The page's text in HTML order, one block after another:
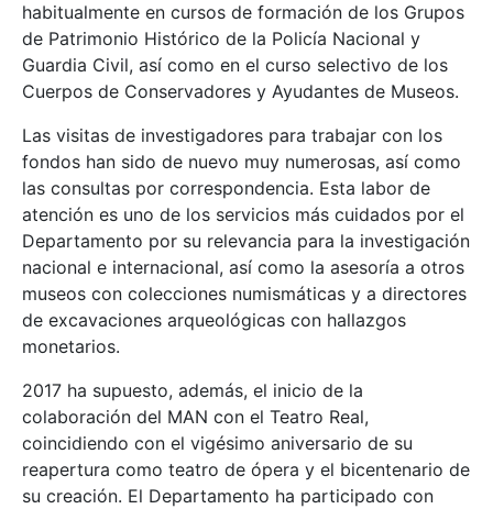
habitualmente en cursos de formación de los Grupos
de Patrimonio Histórico de la Policía Nacional y
Guardia Civil, así como en el curso selectivo de los
Cuerpos de Conservadores y Ayudantes de Museos.
Las visitas de investigadores para trabajar con los
fondos han sido de nuevo muy numerosas, así como
las consultas por correspondencia. Esta labor de
atención es uno de los servicios más cuidados por el
Departamento por su relevancia para la investigación
nacional e internacional, así como la asesoría a otros
museos con colecciones numismáticas y a directores
de excavaciones arqueológicas con hallazgos
monetarios.
2017 ha supuesto, además, el inicio de la
colaboración del MAN con el Teatro Real,
coincidiendo con el vigésimo aniversario de su
reapertura como teatro de ópera y el bicentenario de
su creación. El Departamento ha participado con